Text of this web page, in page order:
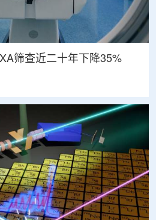
筛查近二十年下降35%